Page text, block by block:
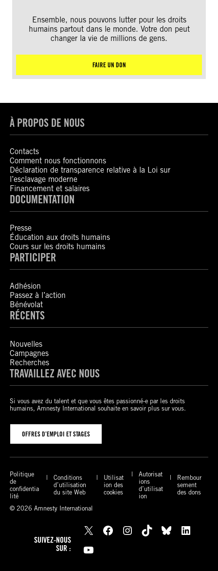
Ensemble, nous pouvons lutter pour les droits
humains partout dans le monde. Votre don peut
changer la vie de millions de gens.
FAIRE UN DON
À PROPOS DE NOUS
Contacts
Comment nous fonctionnons
Déclaration de transparence relative à la Loi sur
l’esclavage moderne
Financement et salaires
DOCUMENTATION
Presse
Éducation aux droits humains
Cours sur les droits humains
PARTICIPER
Adhésion
Passez à l’action
Bénévolat
RÉCENTS
Nouvelles
Campagnes
Recherches
TRAVAILLEZ AVEC NOUS
Si vous avez du talent et que vous êtes passionné-e par les droits
humains, Amnesty International souhaite en savoir plus sur vous.
OFFRES D’EMPLOI ET STAGES
Politique
de
confidentia
lité
Conditions
d’utilisation
du site Web
Utilisat
ion des
cookies
Autorisat
ions
d’utilisat
ion
Rembour
sement
des dons
© 2026 Amnesty International
SUIVEZ-NOUS
SUR :
X Facebook Instagram TikTok Bluesky
LinkedIn
YouTube